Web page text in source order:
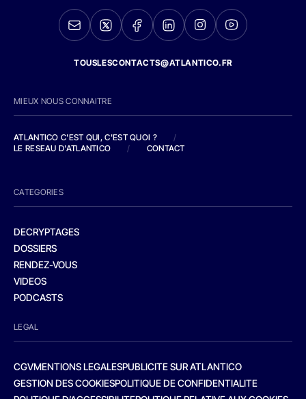
TOUSLESCONTACTS@ATLANTICO.FR
MIEUX NOUS CONNAITRE
ATLANTICO C'EST QUI, C'EST QUOI ?
/
LE RESEAU D'ATLANTICO
/ CONTACT
CATEGORIES
DECRYPTAGES
DOSSIERS
RENDEZ-VOUS
VIDEOS
PODCASTS
LEGAL
CGVMENTIONS LEGALESPUBLICITE SUR ATLANTICO
GESTION DES COOKIESPOLITIQUE DE CONFIDENTIALITE